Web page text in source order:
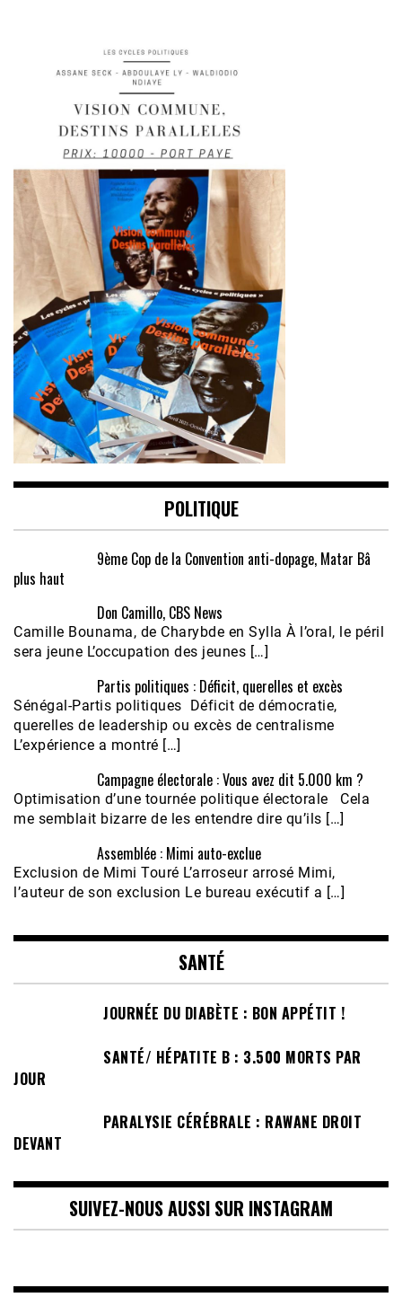
POLITIQUE
9ème Cop de la Convention anti-dopage, Matar Bâ
plus haut
Don Camillo, CBS News
Camille Bounama, de Charybde en Sylla À l’oral, le péril
sera jeune L’occupation des jeunes […]
Partis politiques : Déficit, querelles et excès
Sénégal-Partis politiques Déficit de démocratie,
querelles de leadership ou excès de centralisme
L’expérience a montré […]
Campagne électorale : Vous avez dit 5.000 km ?
Optimisation d’une tournée politique électorale Cela
me semblait bizarre de les entendre dire qu’ils […]
Assemblée : Mimi auto-exclue
Exclusion de Mimi Touré L’arroseur arrosé Mimi,
l’auteur de son exclusion Le bureau exécutif a […]
SANTÉ
JOURNÉE DU DIABÈTE : BON APPÉTIT !
SANTÉ/ HÉPATITE B : 3.500 MORTS PAR
JOUR
PARALYSIE CÉRÉBRALE : RAWANE DROIT
DEVANT
SUIVEZ-NOUS AUSSI SUR INSTAGRAM